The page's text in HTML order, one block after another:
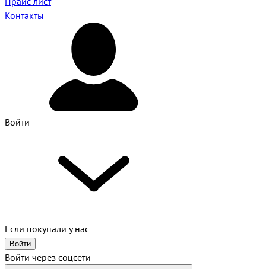
Контакты
Войти
Если покупали у нас
Войти
Войти через соцсети